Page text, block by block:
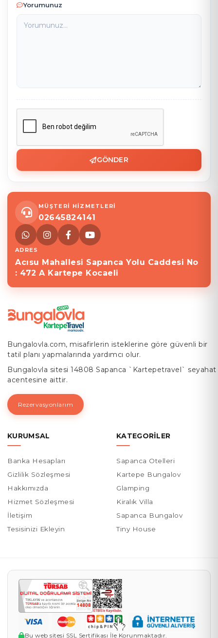
Yorumunuz
GÖNDER
MÜŞTERİ HİZMETLERİ
02645824141
ADRES
Acısu Mahallesi Sapanca Yolu Caddesi No
: 472 A Kartepe Kocaeli
Bungalovla.com, misafirlerin isteklerine göre güvenli bir
tatil planı yapmalarında yardımcı olur.
Bungalovla sitesi 14808 Sapanca `Kartepetravel` seyahat
acentesine aittir.
Rezervasyonlarım
KURUMSAL
Banka Hesapları
Gizlilik Sözleşmesi
Hakkımızda
Hizmet Sözleşmesi
İletişim
Tesisinizi Ekleyin
KATEGORILER
Sapanca Otelleri
Kartepe Bungalov
Glamping
Kiralık Villa
Sapanca Bungalov
Tiny House
Bu web sitesi SSL Sertifikası İle Korunmaktadır.